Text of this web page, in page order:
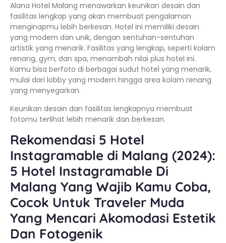
Alana Hotel Malang menawarkan keunikan desain dan
fasilitas lengkap yang akan membuat pengalaman
menginapmu lebih berkesan. Hotel ini memiliki desain
yang modern dan unik, dengan sentuhan-sentuhan
artistik yang menarik. Fasilitas yang lengkap, seperti kolam
renang, gym, dan spa, menambah nilai plus hotel ini.
Kamu bisa berfoto di berbagai sudut hotel yang menarik,
mulai dari lobby yang modern hingga area kolam renang
yang menyegarkan.
Keunikan desain dan fasilitas lengkapnya membuat
fotomu terlihat lebih menarik dan berkesan.
Rekomendasi 5 Hotel
Instagramable di Malang (2024):
5 Hotel Instagramable Di
Malang Yang Wajib Kamu Coba,
Cocok Untuk Traveler Muda
Yang Mencari Akomodasi Estetik
Dan Fotogenik